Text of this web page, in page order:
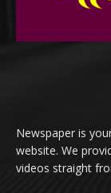
Newspaper is
website. We
videos straight